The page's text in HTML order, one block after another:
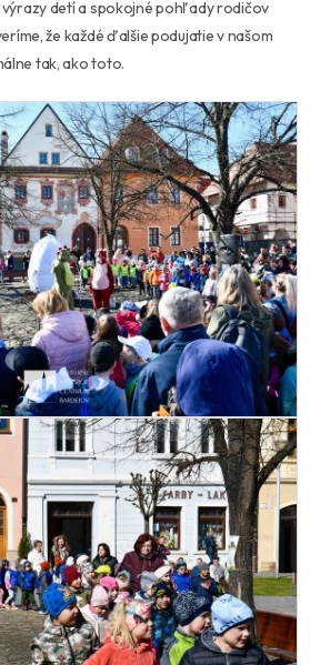
výrazy detí a spokojné pohľady rodičov
že každé ďalšie podujatie v našom
tak, ako toto.